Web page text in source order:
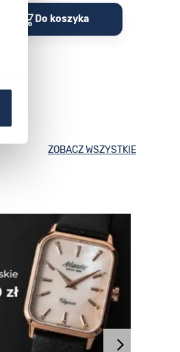
Do koszyka
ZOBACZ WSZYSTKIE